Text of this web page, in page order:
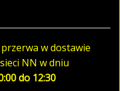
w dostawie
NN w dniu
do 12:30